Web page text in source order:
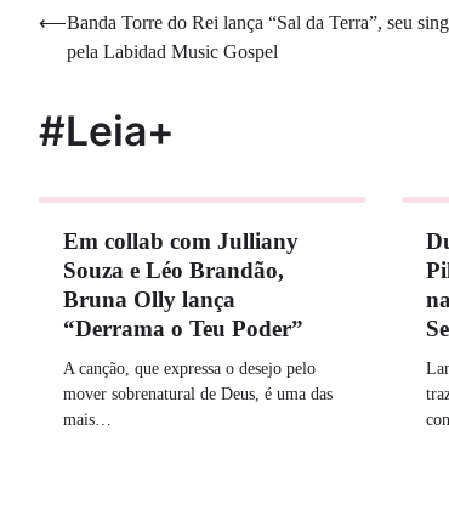
Navegação
⟵Banda Torre do Rei lança “Sal da Terra”, seu
pela Labidad Music Gospel
#Leia+
Em collab com Julliany
Souza e Léo Brandão,
Bruna Olly lança
“Derrama o Teu Poder”
A canção, que expressa o desejo pelo
mover sobrenatural de Deus, é uma das
mais…